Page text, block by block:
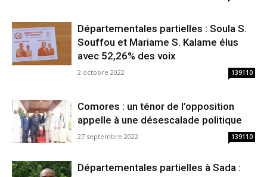
Départementales partielles : Soula S.
Souffou et Mariame S. Kalame élus
avec 52,26% des voix
2 octobre 2022 139110
Comores : un ténor de l’opposition
appelle à une désescalade politique
27 septembre 2022 139110
Départementales partielles à Sada :